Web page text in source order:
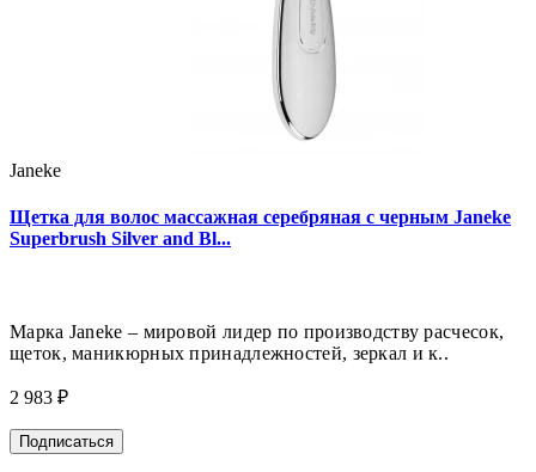
Janeke
Щетка для волос массажная серебряная с черным Janeke
Superbrush Silver and Bl...
Марка Janeke – мировой лидер по производству расчесок,
щеток, маникюрных принадлежностей, зеркал и к..
2 983 ₽
Подписаться